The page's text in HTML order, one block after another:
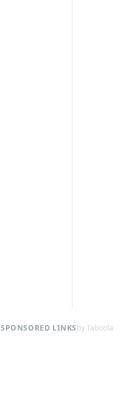
SPONSORED LINKSby Taboola